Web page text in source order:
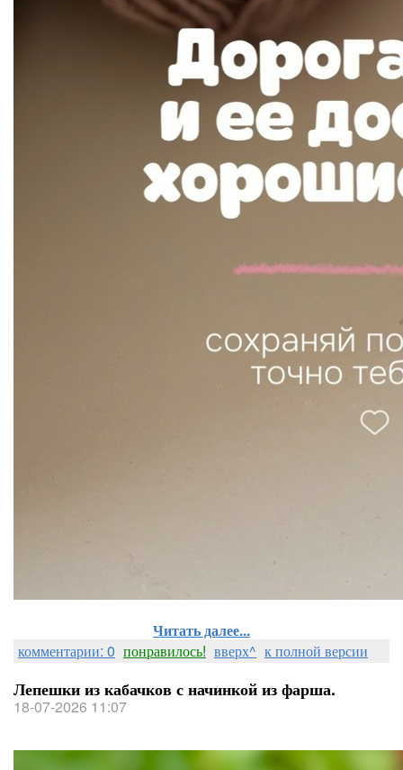
Читать далее...
комментарии: 0 понравилось! вверх^ к полной версии
Лепешки из кабачков с начинкой из фарша.
18-07-2026 11:07